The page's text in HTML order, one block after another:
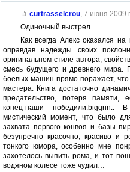
curtrasselcrou, 7 июня 2009 г.
Одиночный выстрел
Как всегда Алекс оказался
оправдав надежды своих
оригинальном стиле автора,
смесь будущего и древнего мира.
боевых машин прямо поражает, что
мастера. Книга достаточно
предательство, потеря памяти,
конец-наши победили:biggrin:.
мистический момент, что было
захвата первого конвоя и базы
безупречно красочно, красиво и
тонкого юмора, особенно мне
захотелось выпить рома, и тот
водяном колесе тоже чудил…